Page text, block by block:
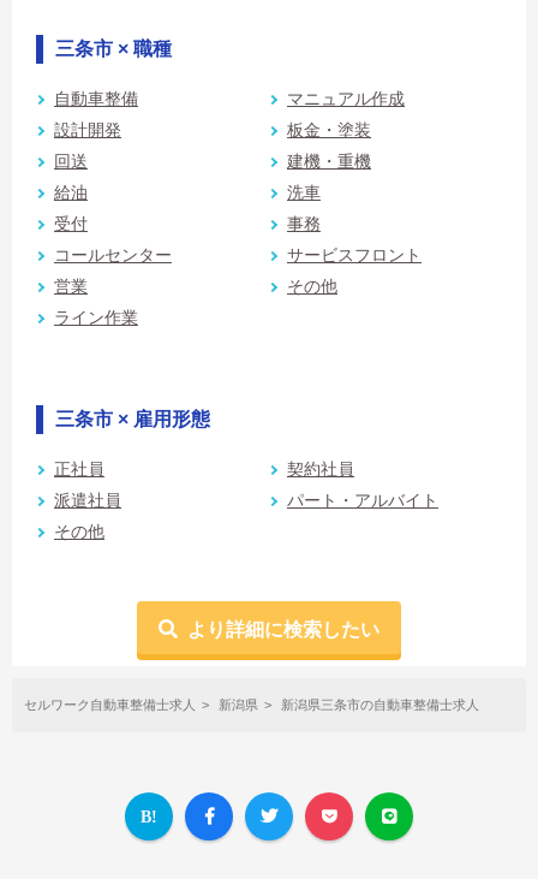
三条市 × 職種
自動車整備
マニュアル作成
設計開発
板金・塗装
回送
建機・重機
給油
洗車
受付
事務
コールセンター
サービスフロント
営業
その他
ライン作業
三条市 × 雇用形態
正社員
契約社員
派遣社員
パート・アルバイト
その他
より詳細に検索したい
セルワーク自動車整備士求人 新潟県 新潟県三条市の自動車整備士求人